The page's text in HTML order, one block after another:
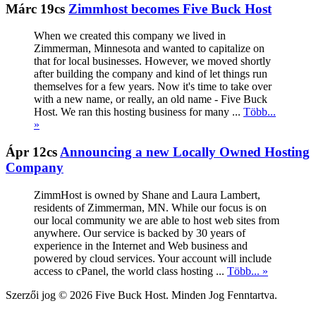
Márc 19cs Zimmhost becomes Five Buck Host
When we created this company we lived in
Zimmerman, Minnesota and wanted to capitalize on
that for local businesses. However, we moved shortly
after building the company and kind of let things run
themselves for a few years. Now it's time to take over
with a new name, or really, an old name - Five Buck
Host. We ran this hosting business for many ... Több...
»
Ápr 12cs Announcing a new Locally Owned Hosting
Company
ZimmHost is owned by Shane and Laura Lambert,
residents of Zimmerman, MN. While our focus is on
our local community we are able to host web sites from
anywhere. Our service is backed by 30 years of
experience in the Internet and Web business and
powered by cloud services. Your account will include
access to cPanel, the world class hosting ... Több... »
Szerzői jog © 2026 Five Buck Host. Minden Jog Fenntartva.